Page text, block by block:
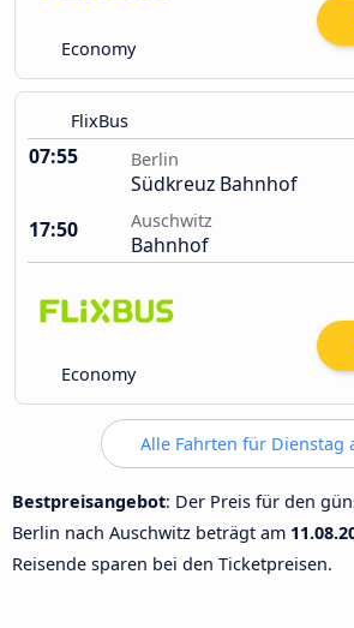
Economy
FlixBus
07:55 Berlin
Südkreuz Bahnhof
17:50
Auschwitz
Bahnhof
Economy
Alle Fahrten für Dienstag
Bestpreisangebot: Der Preis für den
Berlin nach Auschwitz beträgt am
Reisende sparen bei den Ticketpreisen.